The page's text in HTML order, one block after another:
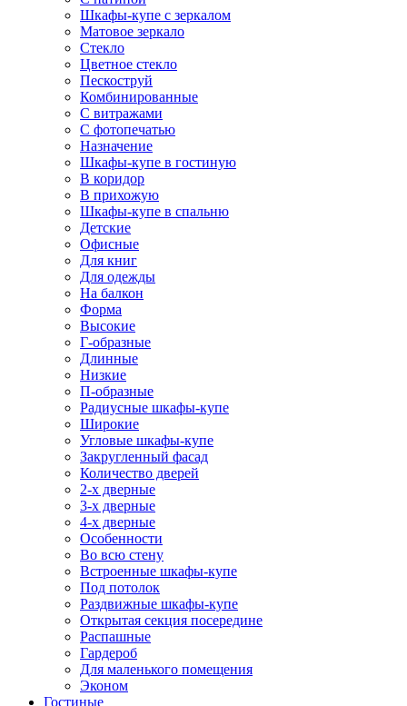
Шкафы-купе с зеркалом
Матовое зеркало
Стекло
Цветное стекло
Пескоструй
Комбинированные
С витражами
С фотопечатью
Назначение
Шкафы-купе в гостиную
В коридор
В прихожую
Шкафы-купе в спальню
Детские
Офисные
Для книг
Для одежды
На балкон
Форма
Высокие
Г-образные
Длинные
Низкие
П-образные
Радиусные шкафы-купе
Широкие
Угловые шкафы-купе
Закругленный фасад
Количество дверей
2-х дверные
3-х дверные
4-х дверные
Особенности
Во всю стену
Встроенные шкафы-купе
Под потолок
Раздвижные шкафы-купе
Открытая секция посередине
Распашные
Гардероб
Для маленького помещения
Эконом
Гостиные